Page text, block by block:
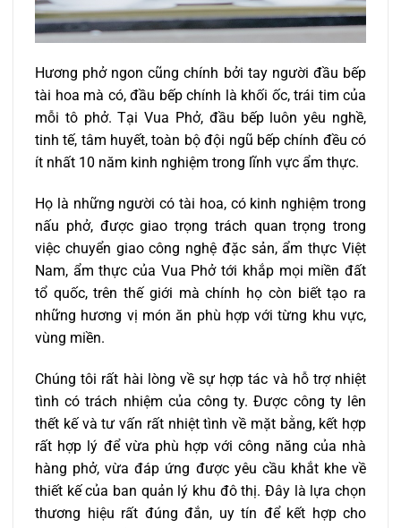
Hương phở ngon cũng chính bởi tay người đầu bếp
tài hoa mà có, đầu bếp chính là khối ốc, trái tim của
mỗi tô phở. Tại Vua Phở, đầu bếp luôn yêu nghề,
tinh tế, tâm huyết, toàn bộ đội ngũ bếp chính đều có
ít nhất 10 năm kinh nghiệm trong lĩnh vực ẩm thực.
Họ là những người có tài hoa, có kinh nghiệm trong
nấu phở, được giao trọng trách quan trọng trong
việc chuyển giao công nghệ đặc sản, ẩm thực Việt
Nam, ẩm thực của Vua Phở tới khắp mọi miền đất
tổ quốc, trên thế giới mà chính họ còn biết tạo ra
những hương vị món ăn phù hợp với từng khu vực,
vùng miền.
Chúng tôi rất hài lòng về sự hợp tác và hỗ trợ nhiệt
tình có trách nhiệm của công ty. Được công ty lên
thết kế và tư vấn rất nhiệt tình về mặt bằng, kết hợp
rất hợp lý để vừa phù hợp với công năng của nhà
hàng phở, vừa đáp ứng được yêu cầu khắt khe về
thiết kế của ban quản lý khu đô thị. Đây là lựa chọn
thương hiệu rất đúng đắn, uy tín để kết hợp cho